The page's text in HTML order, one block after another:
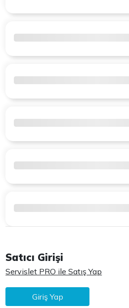
Satıcı Girişi
Servislet PRO ile Satış Yap
Giriş Yap